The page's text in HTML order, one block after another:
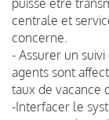
centrale et
concerne.
- Assurer un
agents sont
taux de vacance
-Interfacer le